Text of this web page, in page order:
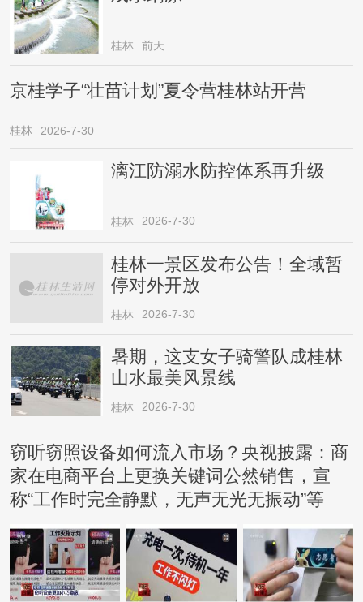
桂林 前天
京桂学子“壮苗计划”夏令营桂林站开营
桂林 2026-7-30
漓江防溺水防控体系再升级
桂林 2026-7-30
桂林一景区发布公告！全域暂
停对外开放
桂林 2026-7-30
暑期，这支女子骑警队成桂林
山水最美风景线
桂林 2026-7-30
窃听窃照设备如何流入市场？央视披露：商
家在电商平台上更换关键词公然销售，宣
称“工作时完全静默，无声无光无振动”等